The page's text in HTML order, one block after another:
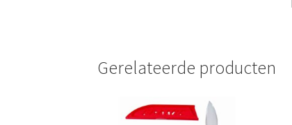
Gerelateerde producten